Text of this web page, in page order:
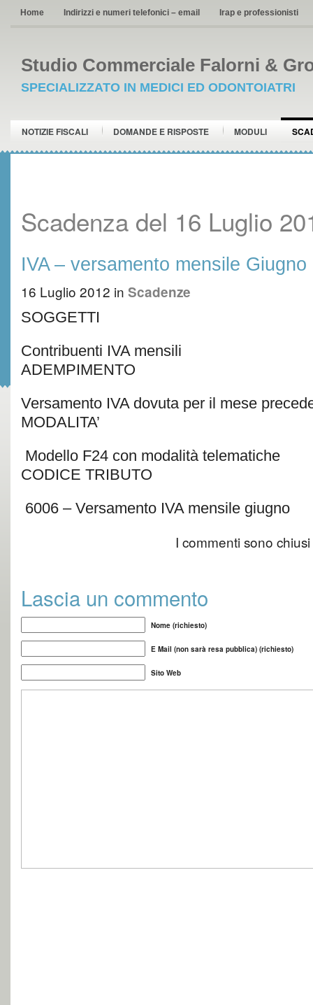
Home Indirizzi e numeri telefonici – email Irap e professionisti
Studio Commerciale Falorni &
SPECIALIZZATO IN MEDICI ED ODONTOIATRI
NOTIZIE FISCALI DOMANDE E RISPOSTE MODULI
Scadenza del 16 Luglio
IVA – versamento mensile Giugno
16 Luglio 2012 in Scadenze
SOGGETTI
Contribuenti IVA mensili
ADEMPIMENTO
Versamento IVA dovuta per il mese
MODALITA’
Modello F24 con modalità telematiche
CODICE TRIBUTO
6006 – Versamento IVA mensile giugno
I commenti sono chiusi
Lascia un commento
Nome (richiesto)
E Mail (non sarà resa pubblica) (richiesto)
Sito Web